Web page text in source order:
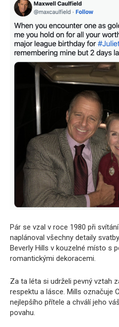
Pár se vzal v roce 1980 při
naplánoval všechny detaily
Beverly Hills v kouzelné místo s
romantickými dekoracemi.
Za ta léta si udrželi pevný vztah
respektu a lásce. Mills označuje
nejlepšího přítele a chválí jeho
povahu.